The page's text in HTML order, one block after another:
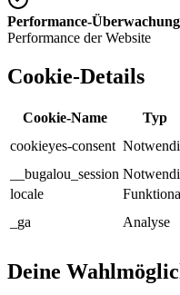
Performance-
Performance der Website
Cookie-Details
Cookie-Name Typ
cookieyes-consent
__bugalou_session
locale
_ga
Analyse
Deine